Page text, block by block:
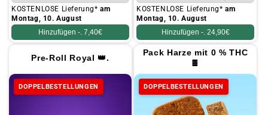
KOSTENLOSE Lieferung*am
Montag, 10. August
Hinzufügen -. 7,40€
KOSTENLOSE Lieferung*am
Montag, 10. August
Hinzufügen -. 24,90€
Pre-Roll Royal 👑.
DOPPELBESTELLUNGEN
Pack Harze mit 0 % THC
🍫
DOPPELBESTELLUNGEN